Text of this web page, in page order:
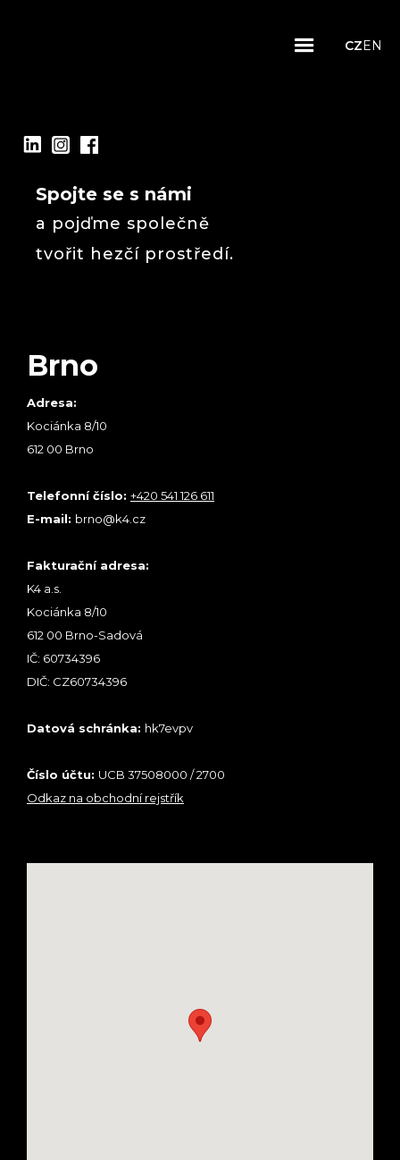
CZEN
Spojte se s námi
a pojďme společně
tvořit hezčí prostředí.
Brno
Adresa:
Kociánka 8/10
612 00 Brno
Telefonní číslo: +420 541 126 611
E-mail: brno@k4.cz
Fakturační adresa:
K4 a.s.
Kociánka 8/10
612 00 Brno-Sadová
IČ: 60734396
DIČ: CZ60734396
Datová schránka: hk7evpv
Číslo účtu: UCB 37508000 / 2700
Odkaz na obchodní rejstřík